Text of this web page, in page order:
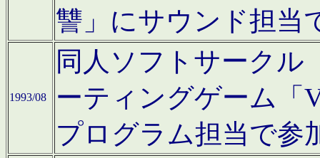
讐」にサウンド担当
1993/08
同人ソフトサークル
ーティングゲーム「
プログラム担当で参